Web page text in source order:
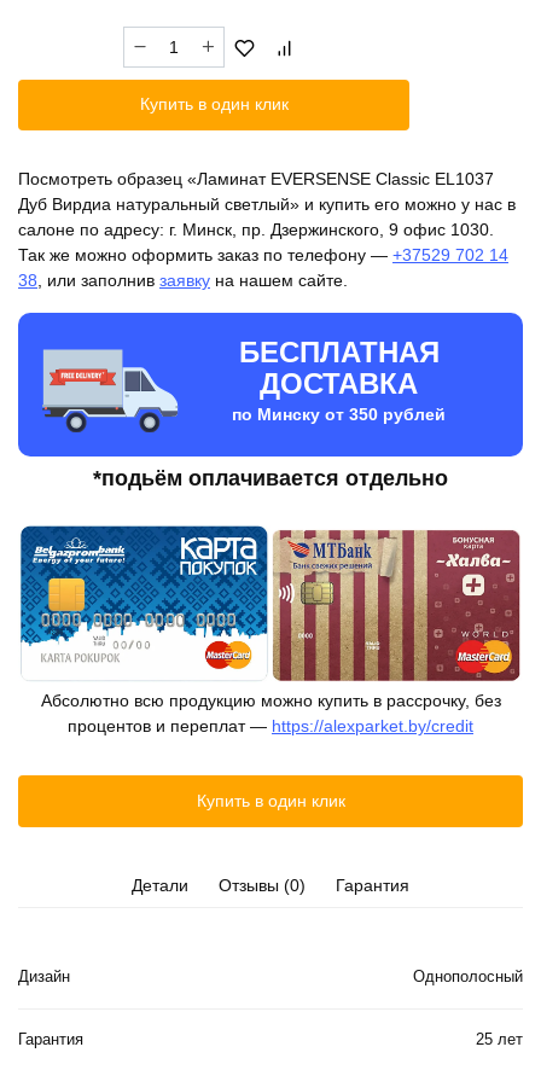
Количество
товара
EVERSENSE
Дуб
Вирдиа
натуральный
светлый
Купить в один клик
Посмотреть образец «Ламинат EVERSENSE Classic EL1037
Дуб Вирдиа натуральный светлый» и купить его можно у нас в
салоне по адресу: г. Минск, пр. Дзержинского, 9 офис 1030.
Так же можно оформить заказ по телефону — +37529 702 14
38 , или заполнив заявку на нашем сайте.
БЕСПЛАТНАЯ
ДОСТАВКА
по Минску от 350 рублей
*подьём оплачивается отдельно
Абсолютно всю продукцию можно купить в рассрочку, без
процентов и переплат — https://alexparket.by/credit
Купить в один клик
Детали Отзывы (0) Гарантия
Дизайн Однополосный
Гарантия 25 лет